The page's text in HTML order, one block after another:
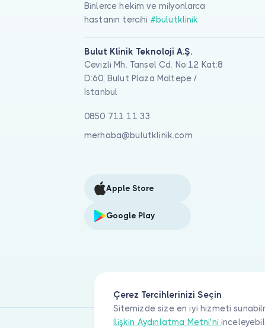
Çerez Tercihlerinizi Seçin
Sitemizde size en iyi hizmeti
İlişkin Aydınlatma Metni'ni
Binlerce hekim ve milyonlarca
hastanın tercihi #bulutklinik
Bulut Klinik Teknoloji A.Ş.
Cevizli Mh. Tansel Cd. No:12 Kat:8
D:60, Bulut Plaza Maltepe /
İstanbul
0850 711 11 33
merhaba@bulutklinik.com
Apple Store
Google Play